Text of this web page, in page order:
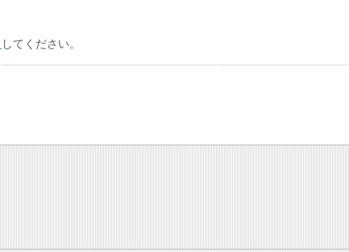
してください。